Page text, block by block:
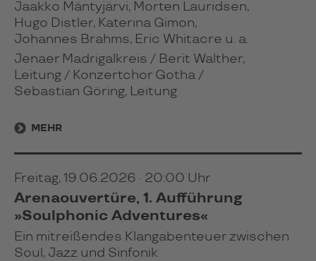
Jaakko Mäntyjärvi, Morten Lauridsen,
Hugo Distler, Katerina Gimon,
Johannes Brahms, Eric Whitacre u. a.
Jenaer Madrigalkreis / Berit Walther,
Leitung / Konzertchor Gotha /
Sebastian Göring, Leitung
MEHR
Freitag, 19.06.2026 · 20:00 Uhr
Arenaouvertüre, 1. Aufführung
»Soulphonic Adventures«
Ein mitreißendes Klangabenteuer zwischen
Soul, Jazz und Sinfonik